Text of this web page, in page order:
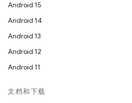
Android 15
Android 14
Android 13
Android 12
Android 11
文档和下载